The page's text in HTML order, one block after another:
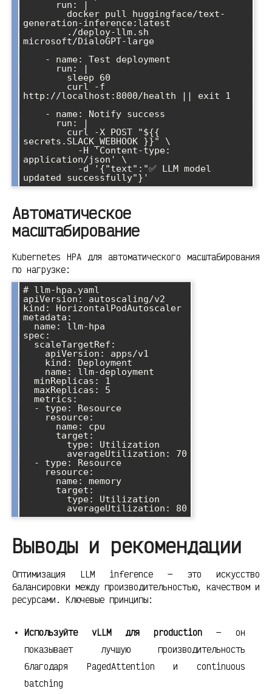
generation-inference:latest
microsoft/DialoGPT-large
http://localhost:8000/health || exit 1
secrets.SLACK_WEBHOOK }}" \
application/json' \
Автоматическое
масштабирование
Kubernetes HPA для автоматического масштабирования
по нагрузке:
# llm-hpa.yaml
apiVersion: autoscaling/v2
kind: HorizontalPodAutoscaler
metadata:
spec:
Выводы и рекомендации
Оптимизация LLM inference — это искусство
балансировки между производительностью, качеством и
ресурсами. Ключевые принципы:
Используйте vLLM для production — он
показывает лучшую производительность
благодаря PagedAttention и continuous
batching